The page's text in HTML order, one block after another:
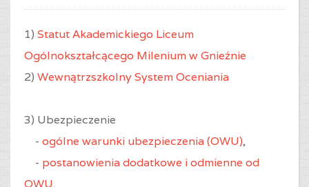
1) Statut Akademickiego Liceum
Ogólnokształcącego Milenium w Gnieźnie
2) Wewnątrzszkolny System Oceniania
3) Ubezpieczenie
- ogólne warunki ubezpieczenia (OWU),
- postanowienia dodatkowe i odmienne od
OWU,